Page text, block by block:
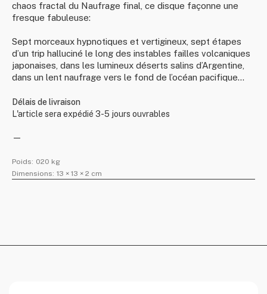
chaos fractal du Naufrage final, ce disque façonne une
fresque fabuleuse:
Sept morceaux hypnotiques et vertigineux, sept étapes
d’un trip halluciné le long des instables failles volcaniques
japonaises, dans les lumineux déserts salins d’Argentine,
dans un lent naufrage vers le fond de l’océan pacifique…
Délais de livraison
L'article sera expédié 3-5 jours ouvrables
—
Poids: 020 kg
Dimensions: 13 × 13 × 2 cm